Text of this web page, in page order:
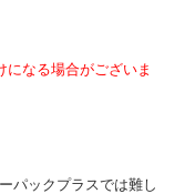
なる場合がございま
パックプラスでは難し